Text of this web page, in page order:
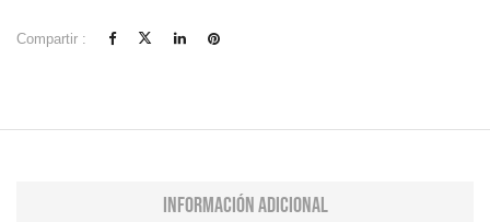
Compartir :
Información adicional